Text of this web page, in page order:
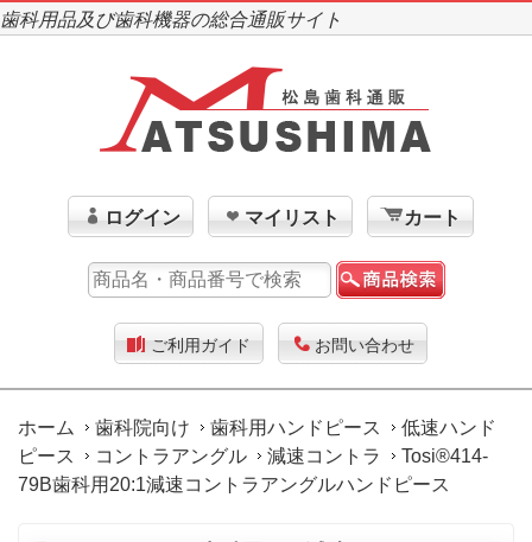
歯科用品及び歯科機器の総合通販サイト
ログイン マイリスト カート
ご利用ガイド お問い合わせ
ホーム 歯科院向け 歯科用ハンドピース
低速ハンド
ピース
コントラアングル 減速コントラ
Tosi®414-
79B歯科用20:1減速コントラアングルハンドピース